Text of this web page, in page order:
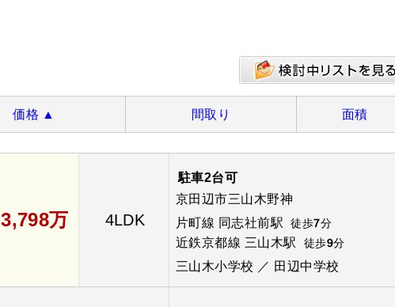
価格 ▲ 間取り 面積
3,798万 4LDK
駐車2台可
京田辺市三山木野神
片町線 同志社前駅 徒歩7分
近鉄京都線 三山木駅 徒歩9分
三山木小学校 ／ 田辺中学校